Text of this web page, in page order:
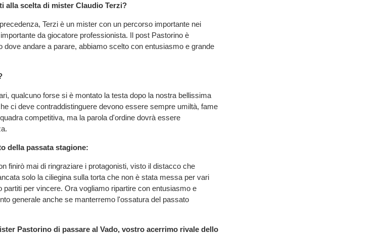
alla scelta di mister Claudio Terzi?
Terzi è un mister con un percorso importante nei
da giocatore professionista. Il post Pastorino è
andare a parare, abbiamo scelto con entusiasmo e grande
qualcuno forse si è montato la testa dopo la nostra bellissima
ci deve contraddistinguere devono essere sempre umiltà, fame
competitiva, ma la parola d'ordine dovrà essere
della passata stagione:
finirò mai di ringraziare i protagonisti, visto il distacco che
solo la ciliegina sulla torta che non è stata messa per vari
per vincere. Ora vogliamo ripartire con entusiasmo e
generale anche se manterremo l'ossatura del passato
Pastorino di passare al Vado, vostro acerrimo rivale dello